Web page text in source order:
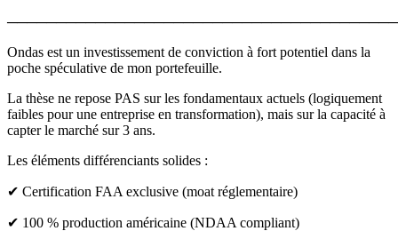
Ondas est un investissement de conviction à fort potentiel dans la
poche spéculative de mon portefeuille.
La thèse ne repose PAS sur les fondamentaux actuels (logiquement
faibles pour une entreprise en transformation), mais sur la capacité à
capter le marché sur 3 ans.
Les éléments différenciants solides :
✔ Certification FAA exclusive (moat réglementaire)
✔ 100 % production américaine (NDAA compliant)